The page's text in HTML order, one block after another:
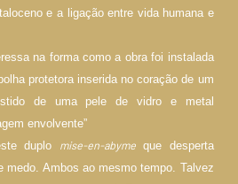
e a ligação entre vida humana e
na forma como a obra foi instalada
protetora inserida no coração de um
de uma pele de vidro e metal
envolvente”
duplo mise-en-abyme que desperta
medo. Ambos ao mesmo tempo. Talvez